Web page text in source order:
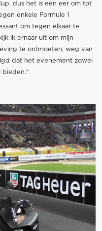
dus het is een eer om tot
enkele Formule 1
om tegen elkaar te
ik ernaar uit om mijn
te ontmoeten, weg van
dat het evenement zowel
bieden."